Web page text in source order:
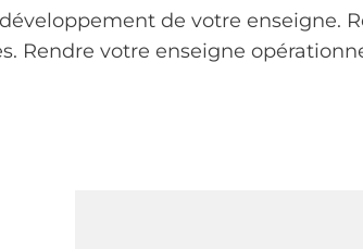
de votre enseigne.
votre enseigne